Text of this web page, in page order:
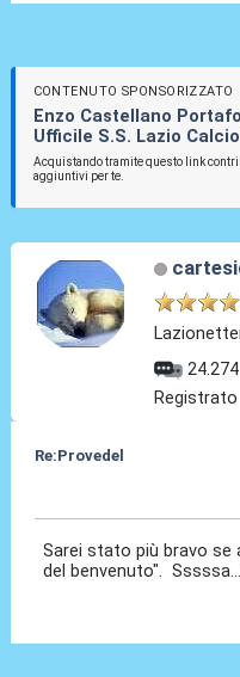
CONTENUTO SPONSORIZZATO
Enzo Castellano
Ufficile S.S. Lazio Calcio
Acquistando tramite questo link
aggiuntivi per te.
24.274
Registrato
Re:Provedel
Sarei stato più bravo
del benvenuto".